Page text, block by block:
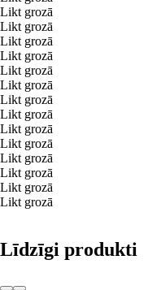
Likt grozā
Likt grozā
Likt grozā
Likt grozā
Likt grozā
Likt grozā
Likt grozā
Likt grozā
Likt grozā
Likt grozā
Likt grozā
Likt grozā
Likt grozā
Likt grozā
Līdzīgi produkti